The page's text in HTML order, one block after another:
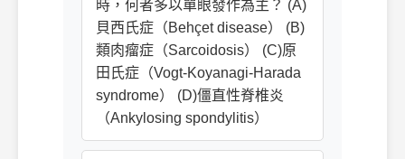
時，何者多以單眼發作為主？ (A)
貝西氏症（Behçet disease） (B)
類肉瘤症（Sarcoidosis） (C)原
田氏症（Vogt-Koyanagi-Harada
syndrome） (D)僵直性脊椎炎
（Ankylosing spondylitis）